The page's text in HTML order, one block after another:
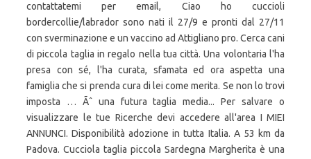
contattatemi per email, Ciao ho cuccioli
bordercollie/labrador sono nati il 27/9 e pronti dal 27/11
con sverminazione e un vaccino ad Attigliano pro. Cerca cani
di piccola taglia in regalo nella tua città. Una volontaria l'ha
presa con sé, l'ha curata, sfamata ed ora aspetta una
famiglia che si prenda cura di lei come merita. Se non lo trovi
imposta … Ãˆ una futura taglia media... Per salvare o
visualizzare le tue Ricerche devi accedere all'area I MIEI
ANNUNCI. Disponibilità adozione in tutta Italia. A 53 km da
Padova. Cucciola taglia piccola Sardegna Margherita è una